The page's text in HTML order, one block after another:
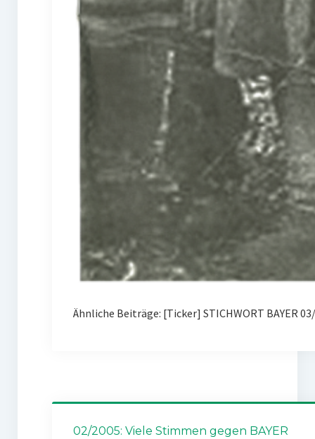
Ähnliche Beiträge: [Ticker] STICHWORT BAYER
02/2005: Viele Stimmen gegen BAYER